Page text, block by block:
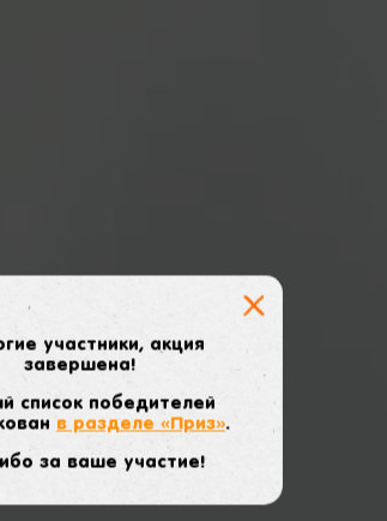
Закрыть
участники, акция
завершена!
список победителей
в разделе «Приз».
за ваше участие!